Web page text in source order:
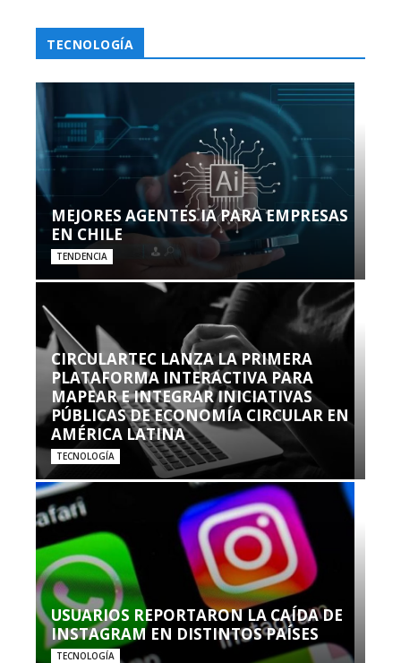
TECNOLOGÍA
MEJORES AGENTES IA PARA EMPRESAS
EN CHILE
TENDENCIA
CIRCULARTEC LANZA LA PRIMERA
PLATAFORMA INTERACTIVA PARA
MAPEAR E INTEGRAR INICIATIVAS
PÚBLICAS DE ECONOMÍA CIRCULAR EN
AMÉRICA LATINA
TECNOLOGÍA
USUARIOS REPORTARON LA CAÍDA DE
INSTAGRAM EN DISTINTOS PAÍSES
TECNOLOGÍA